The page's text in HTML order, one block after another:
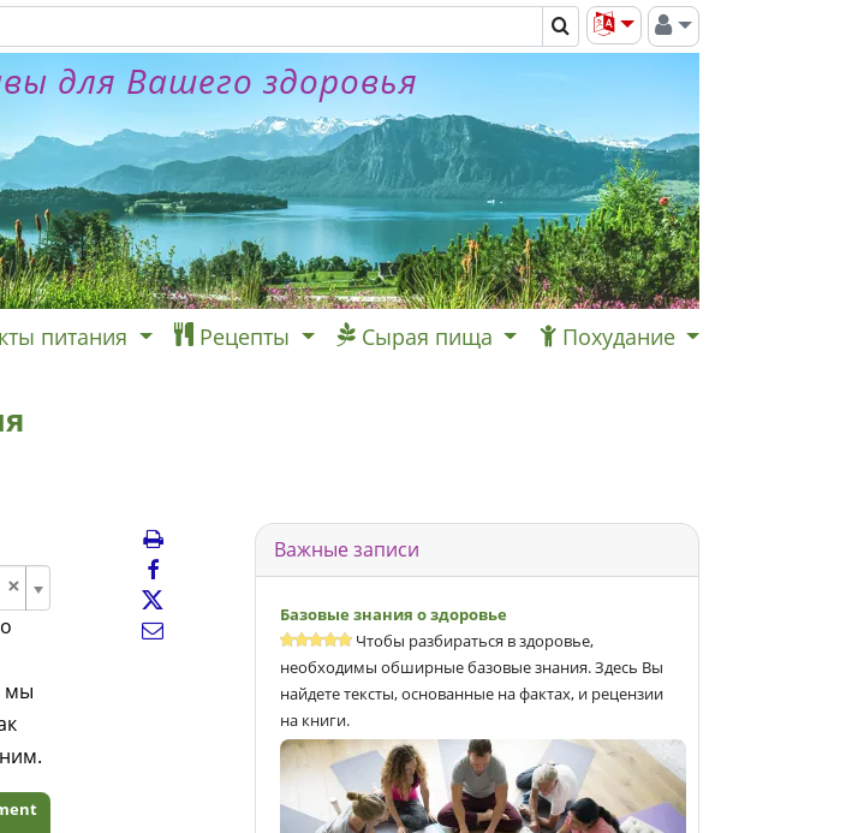
для Вашего здоровья
питания Рецепты Сырая пища Похудание
×
мы
Важные записи
Базовые знания о здоровье
Чтобы разбираться в здоровье,
необходимы обширные базовые знания. Здесь Вы
найдете тексты, основанные на фактах, и рецензии
на книги.